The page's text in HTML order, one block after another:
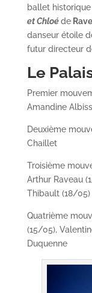
ballet
et Chloé de
danseur étoile
futur directeur
Le
Premier
Amandine
Deuxième
Chaillet
Troisième
Arthur Raveau
Thibault (18/05)
Quatrième
(15/05),
Duquenne